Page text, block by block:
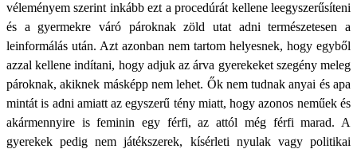
véleményem szerint inkább ezt a procedúrát kellene leegyszerűsíteni
és a gyermekre váró pároknak zöld utat adni természetesen a
leinformálás után. Azt azonban nem tartom helyesnek, hogy egyből
azzal kellene indítani, hogy adjuk az árva gyerekeket szegény meleg
pároknak, akiknek másképp nem lehet. Ők nem tudnak anyai és apa
mintát is adni amiatt az egyszerű tény miatt, hogy azonos neműek és
akármennyire is feminin egy férfi, az attól még férfi marad. A
gyerekek pedig nem játékszerek, kísérleti nyulak vagy politikai